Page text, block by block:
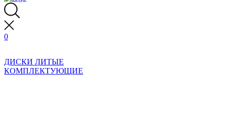
0
ДИСКИ ЛИТЫЕ
КОМПЛЕКТУЮЩИЕ